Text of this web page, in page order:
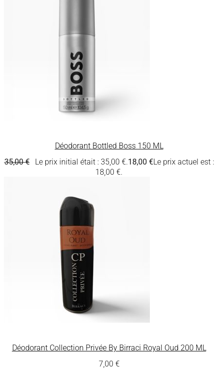
Déodorant Bottled Boss 150 ML
35,00€ Le prix initial était : 35,00 €.18,00 €Le prix actuel est :
18,00 €.
Déodorant Collection Privée By Birraci Royal Oud 200 ML
7,00 €